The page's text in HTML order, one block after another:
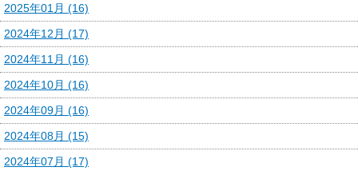
2025年01月 (16)
2024年12月 (17)
2024年11月 (16)
2024年10月 (16)
2024年09月 (16)
2024年08月 (15)
2024年07月 (17)